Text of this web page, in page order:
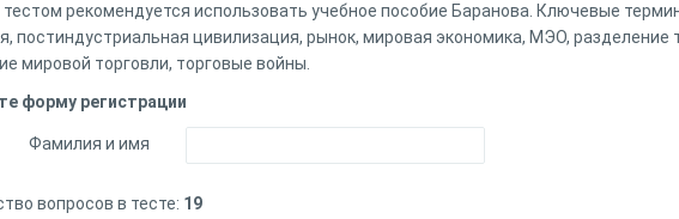
тестом рекомендуется использовать учебное пособие Баранова. Ключевые
постиндустриальная цивилизация, рынок, мировая экономика, МЭО, разделение
мировой торговли, торговые войны.
форму регистрации
Фамилия и имя
вопросов в тесте: 19